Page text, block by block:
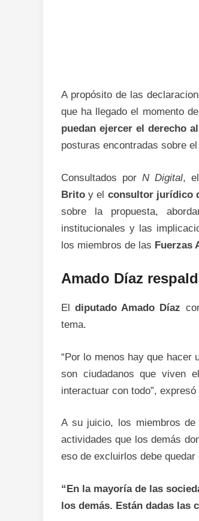
A propósito de las
que ha llegado el momento
puedan ejercer el derecho
posturas encontradas sobre
Consultados por N Digital, el
Brito y el consultor jurídico
sobre la propuesta,
institucionales y las
los miembros de las Fuerzas
Amado Díaz
Eldiputado Amado Díaz
tema.
“Por lo menos hay que
son ciudadanos que viven
interactuar con todo”,
A su juicio, los miembros
actividades que los demás
eso de excluirlos debe quedar
“En la mayoría de las
los demás. Están dadas las